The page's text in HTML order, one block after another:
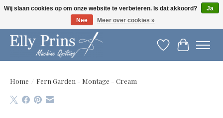
Let op: gewijzigde openingstijden!
Verlanglijst
Home / Fern Garden - Montage - Cream
Wij slaan cookies op om onze website te verbeteren. Is dat akkoord?
Ja
Nee
Meer over cookies »